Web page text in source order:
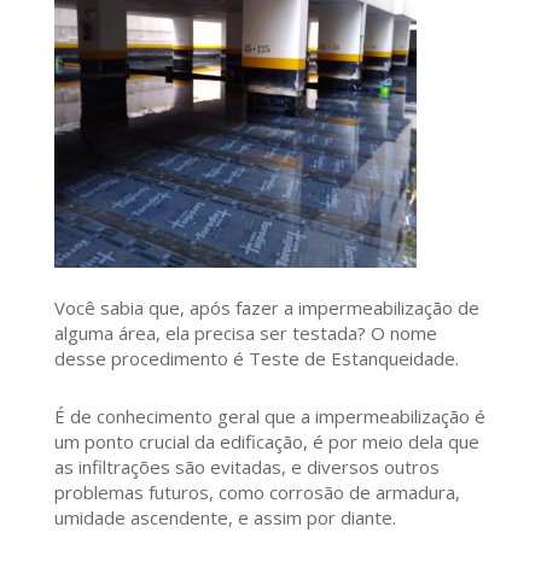
Você sabia que, após fazer a impermeabilização de
alguma área, ela precisa ser testada? O nome
desse procedimento é Teste de Estanqueidade.
É de conhecimento geral que a impermeabilização é
um ponto crucial da edificação, é por meio dela que
as infiltrações são evitadas, e diversos outros
problemas futuros, como corrosão de armadura,
umidade ascendente, e assim por diante.